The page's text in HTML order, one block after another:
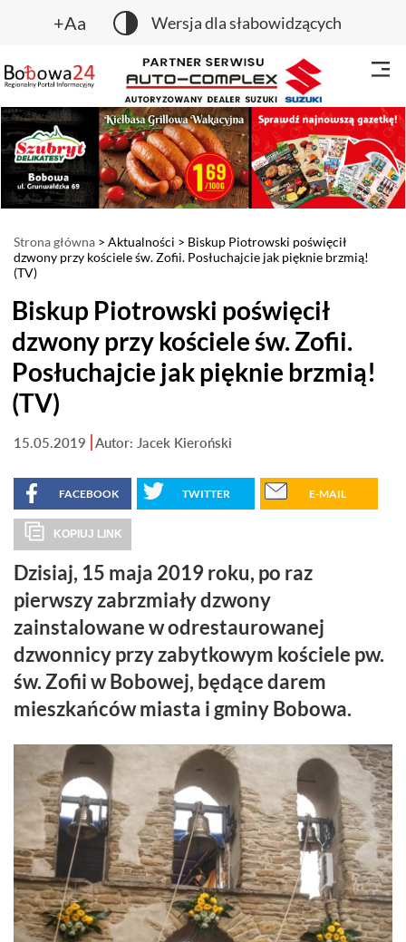
+Aa Wersja dla słabowidzących
Strona główna > Aktualności > Biskup Piotrowski poświęcił
dzwony przy kościele św. Zofii. Posłuchajcie jak pięknie brzmią!
(TV)
Biskup Piotrowski poświęcił
dzwony przy kościele św. Zofii.
Posłuchajcie jak pięknie brzmią!
(TV)
15.05.2019 Autor: Jacek Kieroński
FACEBOOK TWITTER E-MAIL
KOPIUJ LINK
Dzisiaj, 15 maja 2019 roku, po raz
pierwszy zabrzmiały dzwony
zainstalowane w odrestaurowanej
dzwonnicy przy zabytkowym kościele pw.
św. Zofii w Bobowej, będące darem
mieszkańców miasta i gminy Bobowa.